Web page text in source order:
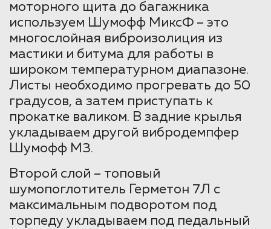
моторного щита до багажника
используем Шумофф МиксФ – это
многослойная виброизолиция из
мастики и битума для работы в
широком температурном диапазоне.
Листы необходимо прогревать до 50
градусов, а затем приступать к
прокатке валиком. В задние крылья
укладываем другой вибродемпфер
Шумофф М3.
Второй слой – топовый
шумопоглотитель Герметон 7Л с
максимальным подворотом под
торпеду укладываем под педальный